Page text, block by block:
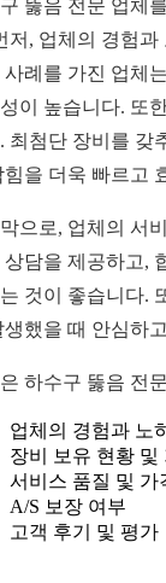
뚫음 전문 업체
저, 업체의 경험
사례를 가진 업체
이 높습니다. 또
최첨단 장비를 갖
힘을 더욱 빠르고
으로, 업체의 서
상담을 제공하고,
것이 좋습니다.
생했을 때 안심하
하수구 뚫음 전
업체의 경험과 노
장비 보유 현황 및
서비스 품질 및 가
A/S 보장 여부
고객 후기 및 평가